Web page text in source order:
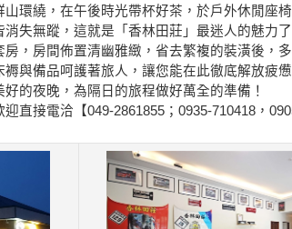
環繞，在午後時光帶杯好茶，於戶外休閒座
失無蹤，這就是「香林田莊」最迷人的魅力了
，房間佈置清幽雅緻，省去繁複的裝潢後，
與備品呵護著旅人，讓您能在此徹底解放疲
的夜晚，為隔日的旅程做好萬全的準備！
直接電洽【049-2861855；0935-710418，